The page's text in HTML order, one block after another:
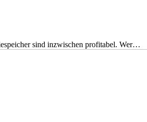
sind inzwischen profitabel. Wer…